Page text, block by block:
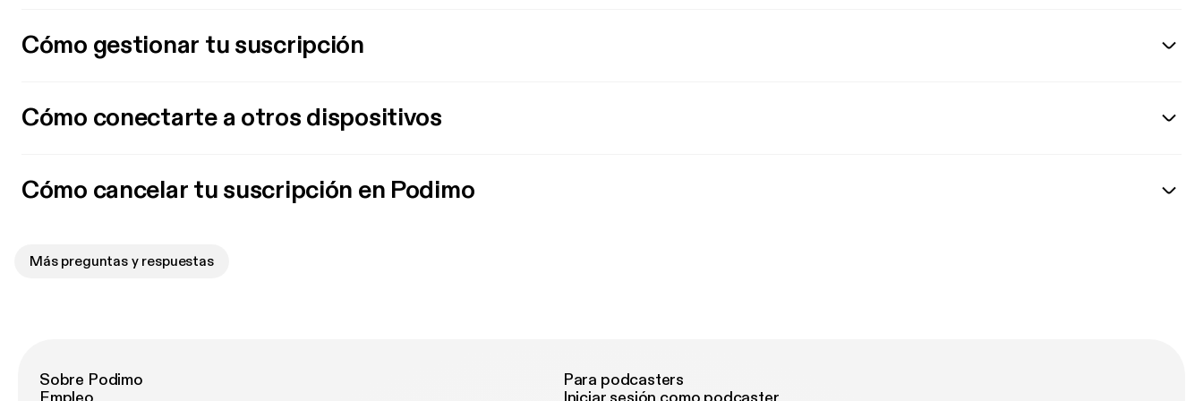
Cómo gestionar tu suscripción
Cómo conectarte a otros dispositivos
Cómo cancelar tu suscripción en Podimo
Más preguntas y respuestas
Sobre Podimo
Para podcasters